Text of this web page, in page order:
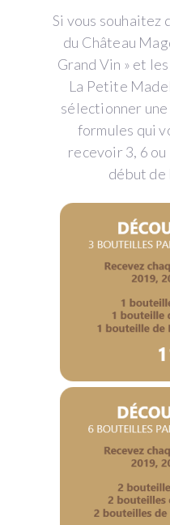
Si vous souhaitez
du Château
Grand Vin » et
La Petite
sélectionner une
formules qui
recevoir 3, 6
début de